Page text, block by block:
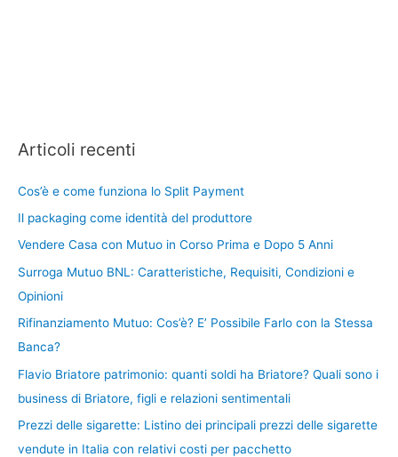
Articoli recenti
Cos’è e come funziona lo Split Payment
Il packaging come identità del produttore
Vendere Casa con Mutuo in Corso Prima e Dopo 5 Anni
Surroga Mutuo BNL: Caratteristiche, Requisiti, Condizioni e
Opinioni
Rifinanziamento Mutuo: Cos’è? E’ Possibile Farlo con la Stessa
Banca?
Flavio Briatore patrimonio: quanti soldi ha Briatore? Quali sono i
business di Briatore, figli e relazioni sentimentali
Prezzi delle sigarette: Listino dei principali prezzi delle sigarette
vendute in Italia con relativi costi per pacchetto